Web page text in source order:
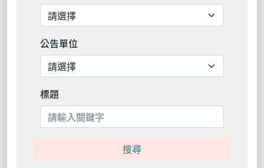
公告單位
標題